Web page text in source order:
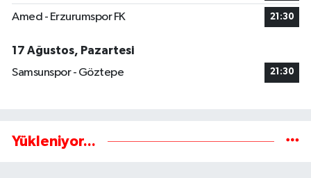
Amed - Erzurumspor FK 21:30
17 Ağustos, Pazartesi
Samsunspor - Göztepe
21:30
Yükleniyor...